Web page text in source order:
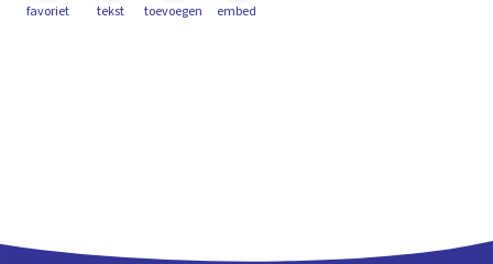
favoriet tekst toevoegen embed